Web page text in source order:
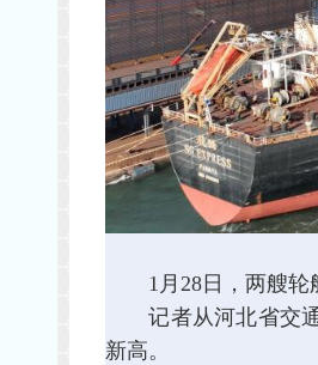
1月28日，两艘轮
记者从河北省交通
新高。